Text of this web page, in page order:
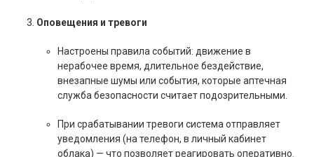
Оповещения и тревоги
Настроены правила событий: движение в
нерабочее время, длительное бездействие,
внезапные шумы или события, которые аптечная
служба безопасности считает подозрительными.
При срабатывании тревоги система отправляет
уведомления (на телефон, в личный кабинет
облака) — что позволяет реагировать оперативно.